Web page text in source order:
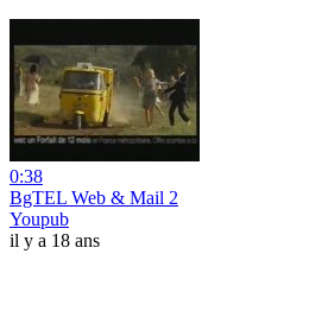
0:38
BgTEL Web & Mail 2
Youpub
il y a 18 ans